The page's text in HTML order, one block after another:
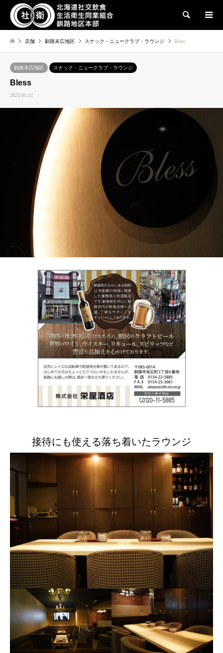
検索
店舗 釧路末広地区 スナック・ニュークラブ・ラウンジ Bless
釧路末広地区 スナック・ニュークラブ・ラウンジ
Bless
2023.03.12
接待にも使える落ち着いたラウンジ